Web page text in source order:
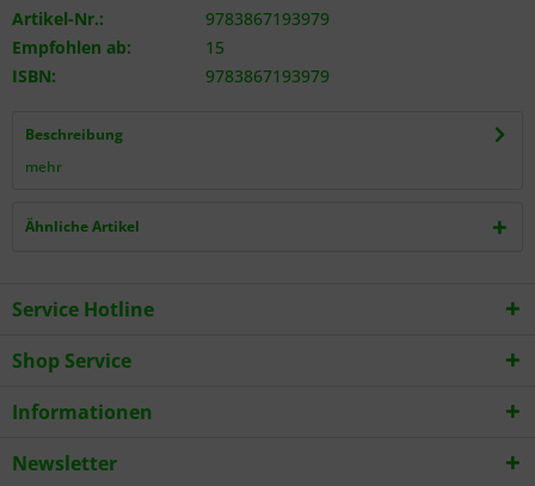
Artikel-Nr.:
9783867193979
Empfohlen ab:
15
ISBN:
9783867193979
Beschreibung
mehr
Ähnliche Artikel
Service Hotline
Shop Service
Informationen
Newsletter